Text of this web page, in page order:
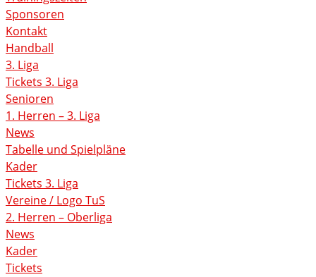
Sponsoren
Kontakt
Handball
3. Liga
Tickets 3. Liga
Senioren
1. Herren – 3. Liga
News
Tabelle und Spielpläne
Kader
Tickets 3. Liga
Vereine / Logo TuS
2. Herren – Oberliga
News
Kader
Tickets